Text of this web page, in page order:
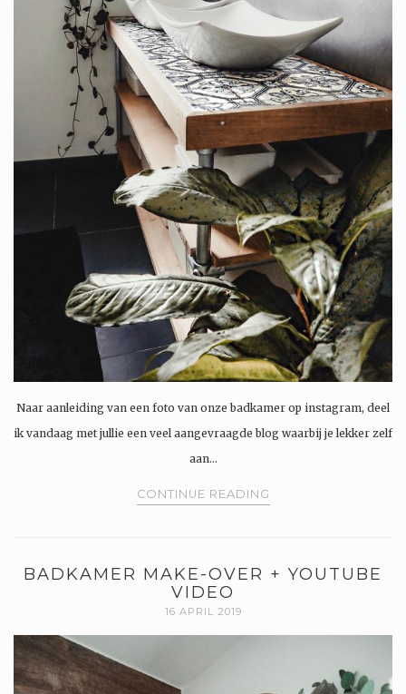
Naar aanleiding van een foto van onze badkamer op instagram, deel
ik vandaag met jullie een veel aangevraagde blog waarbij je lekker zelf
aan…
CONTINUE READING
BADKAMER MAKE-OVER + YOUTUBE
VIDEO
16 APRIL 2019